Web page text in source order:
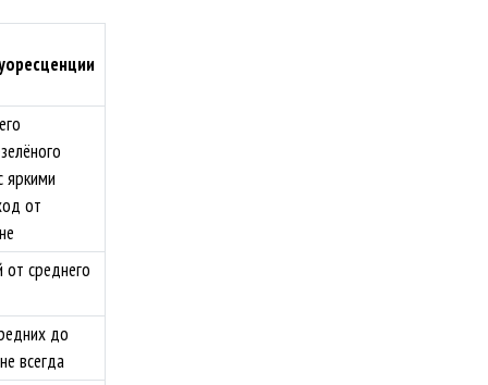
яркими
от
среднего
до
всегда